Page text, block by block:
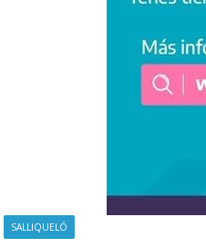
SALLIQUELÓ